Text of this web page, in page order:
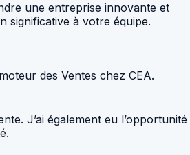
une entreprise innovante et
significative à votre équipe.
des Ventes chez CEA.
J’ai également eu l’opportunité